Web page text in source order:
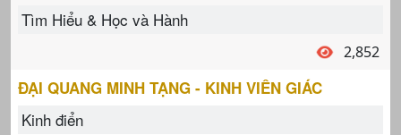
Tìm Hiểu & Học và Hành
2,852
ĐẠI QUANG MINH TẠNG - KINH VIÊN GIÁC
Kinh điển